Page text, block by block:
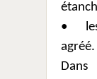
•
agréé.